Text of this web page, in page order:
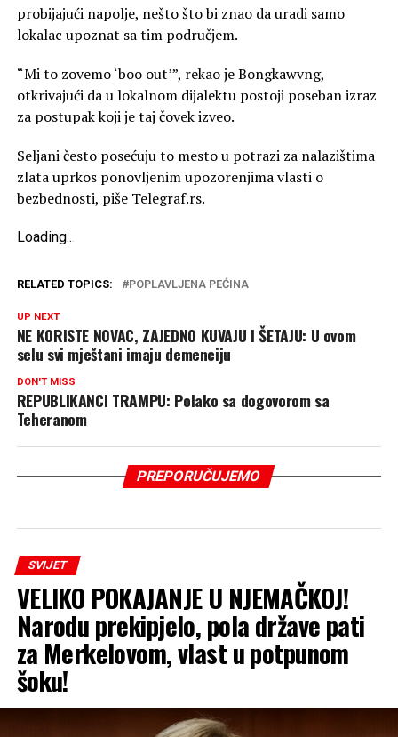
probijajući napolje, nešto što bi znao da uradi samo
lokalac upoznat sa tim područjem.
“Mi to zovemo ‘boo out’”, rekao je Bongkawvng,
otkrivajući da u lokalnom dijalektu postoji poseban izraz
za postupak koji je taj čovek izveo.
Seljani često posećuju to mesto u potrazi za nalazištima
zlata uprkos ponovljenim upozorenjima vlasti o
bezbednosti, piše Telegraf.rs.
Loading...
RELATED TOPICS: POPLAVLJENA PEĆINA
UP NEXT
NE KORISTE NOVAC, ZAJEDNO KUVAJU I ŠETAJU: U ovom
selu svi mještani imaju demenciju
DON'T MISS
REPUBLIKANCI TRAMPU: Polako sa dogovorom sa
Teheranom
PREPORUČUJEMO
SVIJET
VELIKO POKAJANJE U NJEMAČKOJ!
Narodu prekipjelo, pola države pati
za Merkelovom, vlast u potpunom
šoku!